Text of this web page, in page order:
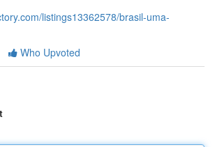
listings13362578/brasil-uma-
Who Upvoted